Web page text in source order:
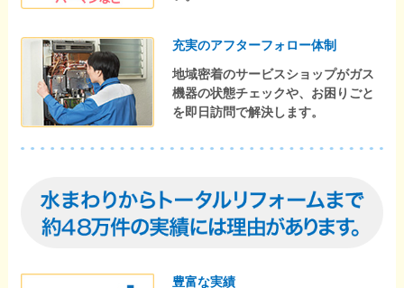
充実のアフターフォロー体制
地域密着のサービスショップがガス
機器の状態チェックや、お困りごと
を即日訪問で解決します。
豊富な実績